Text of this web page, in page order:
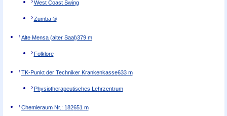
West Coast Swing
Zumba ®
Alte Mensa (alter Saal)379 m
Folklore
TK-Punkt der Techniker Krankenkasse633 m
Physiotherapeutisches Lehrzentrum
Chemieraum Nr.: 182651 m